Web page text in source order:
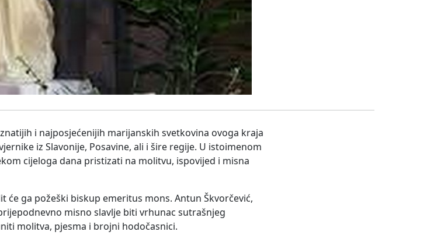
i najposjećenijih marijanskih svetkovina ovoga kraja
iz Slavonije, Posavine, ali i šire regije. U istoimenom
cijeloga dana pristizati na molitvu, ispovijed i misna
će ga požeški biskup emeritus mons. Antun Škvorčević,
misno slavlje biti vrhunac sutrašnjeg
molitva, pjesma i brojni hodočasnici.